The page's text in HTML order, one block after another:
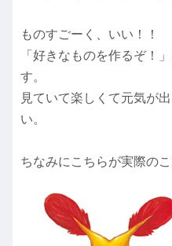
ものすごーく、いい！！
「好きなものを作るぞ！
す。
見ていて楽しくて元気が
い。
ちなみにこちらが実際の